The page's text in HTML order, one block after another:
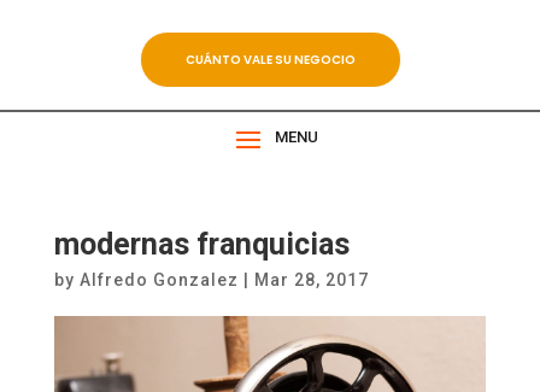
CUÁNTO VALE SU NEGOCIO
MENU
modernas franquicias
by Alfredo Gonzalez Mar 28, 2017